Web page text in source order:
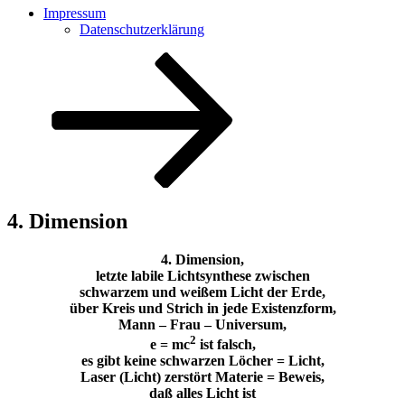
Impressum
Datenschutzerklärung
4. Dimension
4. Dimension,
letzte labile Lichtsynthese zwischen
schwarzem und weißem Licht der Erde,
über Kreis und Strich in jede Existenzform,
Mann – Frau – Universum,
e = mc2 ist falsch,
es gibt keine schwarzen Löcher = Licht,
Laser (Licht) zerstört Materie = Beweis,
daß alles Licht ist